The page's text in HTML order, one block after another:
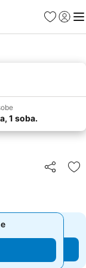
FavoritiPrijavi
1 soba.
Deli